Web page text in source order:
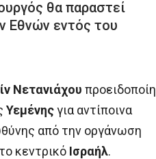
θα παραστεί
Εθνών εντός του
Νετανιάχου
Υεμένηςγια αντίποινα
από την οργάνωση
κεντρικό Ισραήλ.